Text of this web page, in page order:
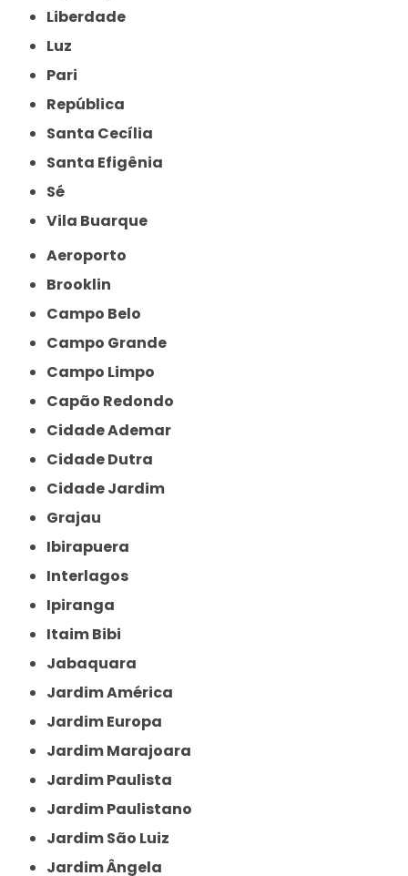
Liberdade
Luz
Pari
República
Santa Cecília
Santa Efigênia
Sé
Vila Buarque
Aeroporto
Brooklin
Campo Belo
Campo Grande
Campo Limpo
Capão Redondo
Cidade Ademar
Cidade Dutra
Cidade Jardim
Grajau
Ibirapuera
Interlagos
Ipiranga
Itaim Bibi
Jabaquara
Jardim América
Jardim Europa
Jardim Marajoara
Jardim Paulista
Jardim Paulistano
Jardim São Luiz
Jardim Ângela